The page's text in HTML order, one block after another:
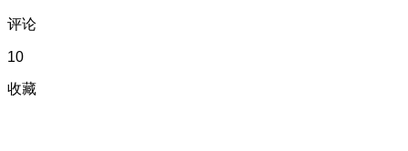
评论
10
收藏